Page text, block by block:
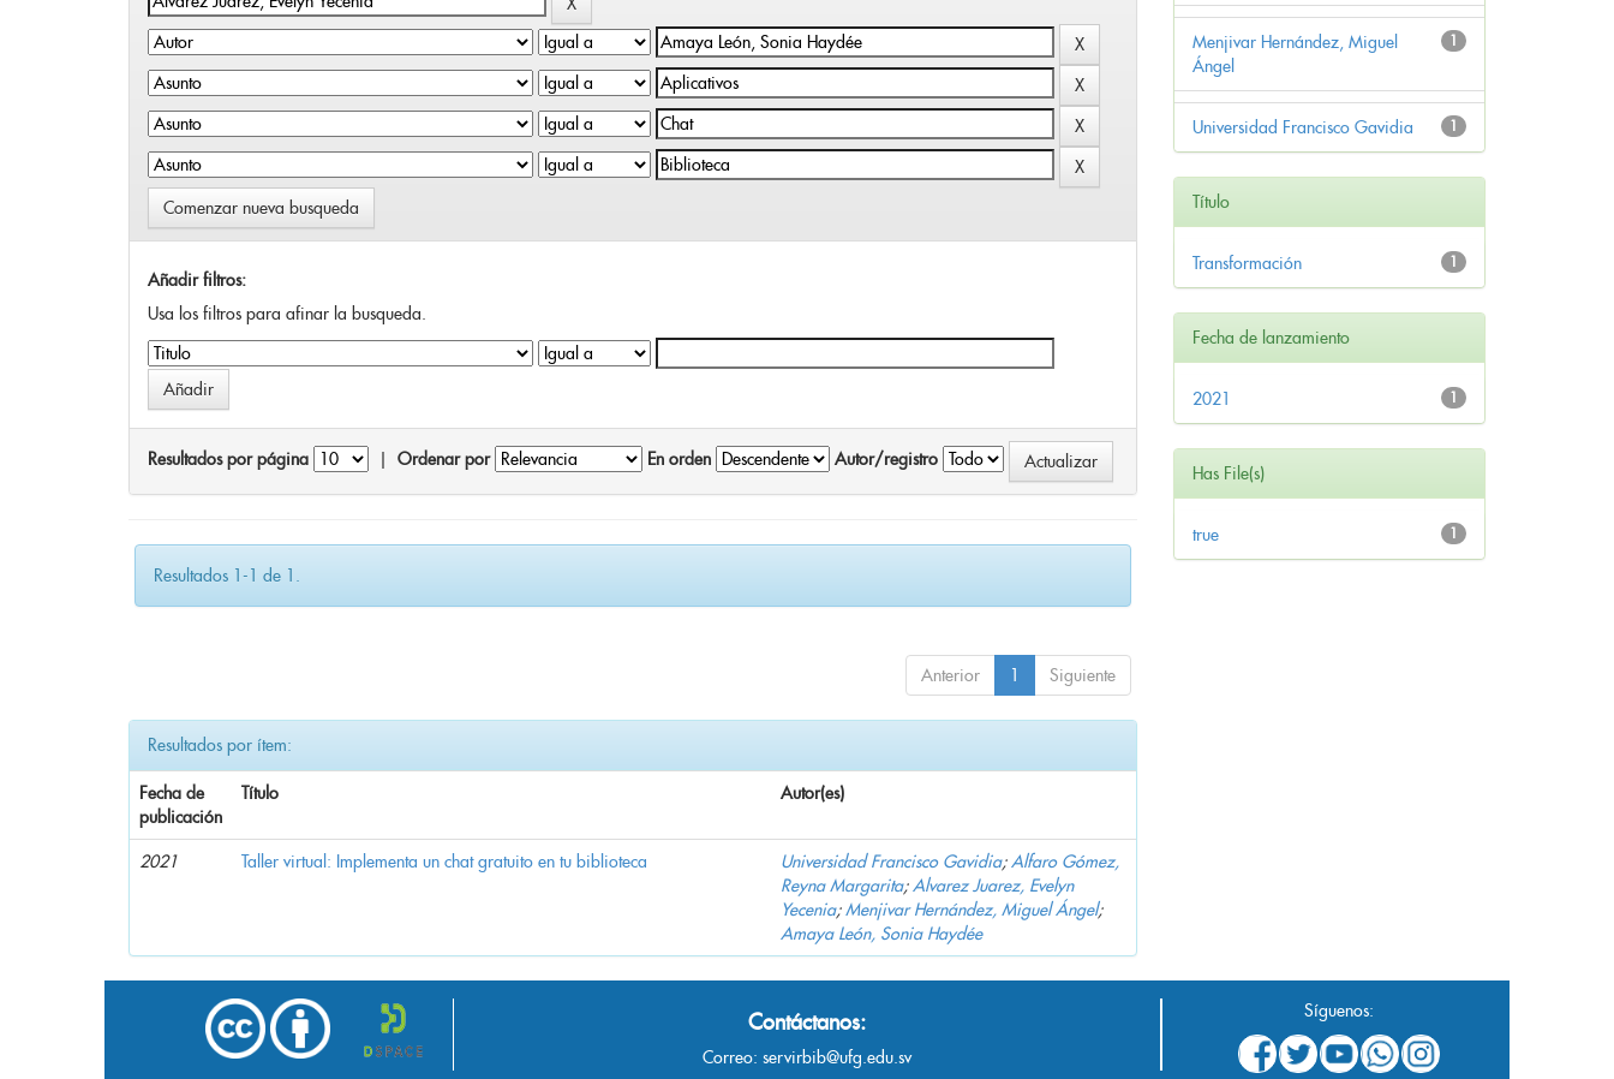
Comenzar nueva busqueda
Añadir filtros:
Usa los filtros para afinar la busqueda.
Resultados por página Ordenar por En orden Autor/registro
Resultados 1-1 de 1.
Anterior 1 Siguiente
Resultados por ítem:
Fecha de
publicación
Título Autor(es)
2021 Taller virtual: Implementa un chat gratuito en tu biblioteca Universidad Francisco Gavidia;Alfaro Gómez,
Reyna Margarita;Alvarez Juarez, Evelyn
Yecenia;Menjivar Hernández, Miguel Ángel;
Amaya León, Sonia Haydée
1
Menjivar Hernández, Miguel
Ángel
1
Universidad Francisco Gavidia
Título
1
Transformación
Fecha de lanzamiento
1
2021
Has File(s)
1
true
Contáctanos:
Correo: servirbib@ufg.edu.sv
Síguenos: